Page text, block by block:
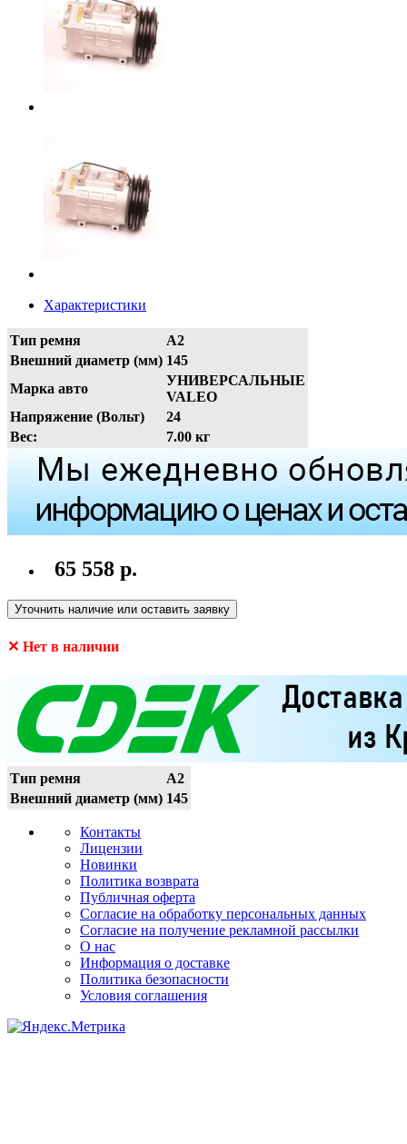
Характеристики
Тип ремня
A2
Внешний диаметр (мм) 145
Марка авто
УНИВЕРСАЛЬНЫЕ
VALEO
Напряжение (Вольт)
24
Вес:
7.00 кг
65 558 р.
Уточнить наличие или оставить заявку
✕ Нет в наличии
Тип ремня
A2
Внешний диаметр (мм) 145
Контакты
Лицензии
Новинки
Политика возврата
Публичная оферта
Согласие на обработку персональных данных
Согласие на получение рекламной рассылки
О нас
Информация о доставке
Политика безопасности
Условия соглашения